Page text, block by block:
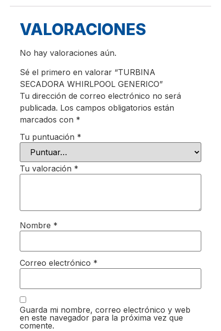
VALORACIONES
No hay valoraciones aún.
Sé el primero en valorar “TURBINA
SECADORA WHIRLPOOL GENERICO”
Tu dirección de correo electrónico no será
publicada. Los campos obligatorios están
marcados con *
Tu puntuación *
Tu valoración *
Nombre *
Correo electrónico *
Guarda mi nombre, correo electrónico y web
en este navegador para la próxima vez que
comente.